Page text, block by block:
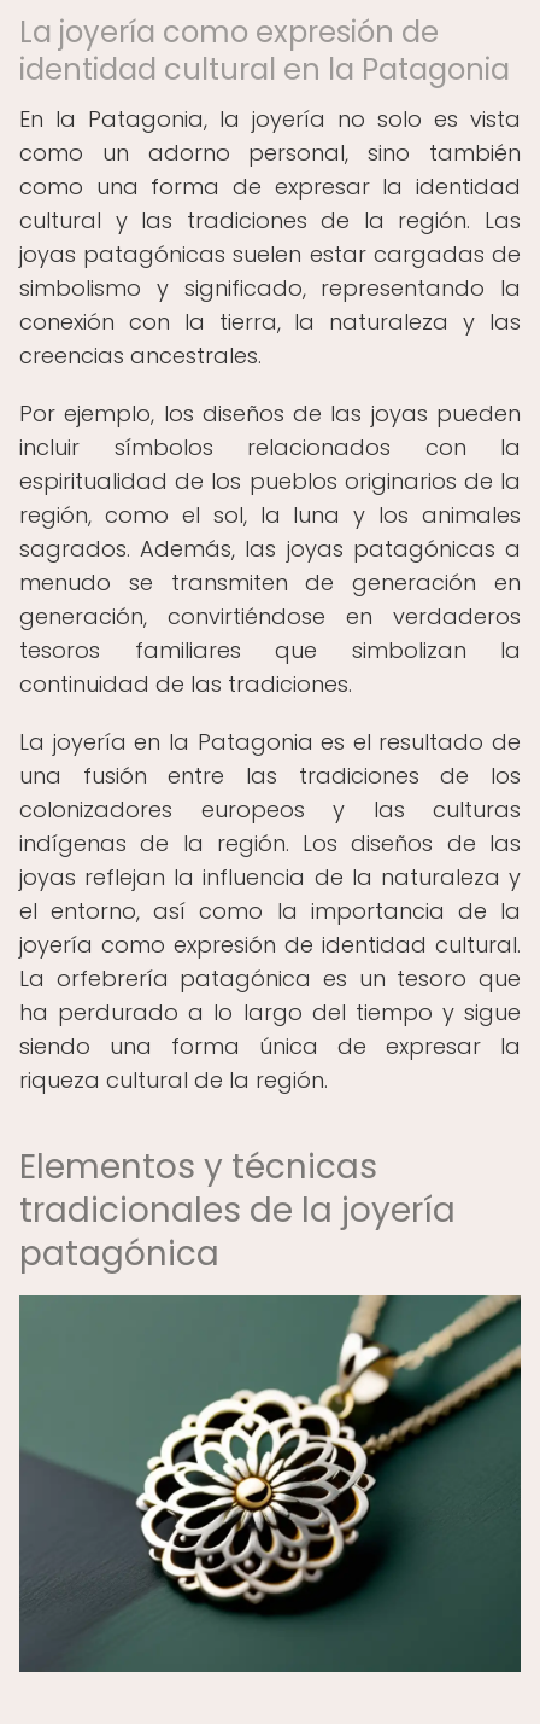
La joyería como expresión de
identidad cultural en la Patagonia
En la Patagonia, la joyería no solo es vista
como un adorno personal, sino también
como una forma de expresar la identidad
cultural y las tradiciones de la región. Las
joyas patagónicas suelen estar cargadas de
simbolismo y significado, representando la
conexión con la tierra, la naturaleza y las
creencias ancestrales.
Por ejemplo, los diseños de las joyas pueden
incluir símbolos relacionados con la
espiritualidad de los pueblos originarios de la
región, como el sol, la luna y los animales
sagrados. Además, las joyas patagónicas a
menudo se transmiten de generación en
generación, convirtiéndose en verdaderos
tesoros familiares que simbolizan la
continuidad de las tradiciones.
La joyería en la Patagonia es el resultado de
una fusión entre las tradiciones de los
colonizadores europeos y las culturas
indígenas de la región. Los diseños de las
joyas reflejan la influencia de la naturaleza y
el entorno, así como la importancia de la
joyería como expresión de identidad cultural.
La orfebrería patagónica es un tesoro que
ha perdurado a lo largo del tiempo y sigue
siendo una forma única de expresar la
riqueza cultural de la región.
Elementos y técnicas
tradicionales de la joyería
patagónica